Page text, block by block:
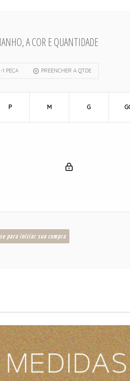
A COR E QUANTIDADE
-1 PEÇA PREENCHER A QTDE
P M G
para iniciar sua compra